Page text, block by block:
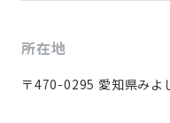
所在地
〒470-0295 愛知県みよ